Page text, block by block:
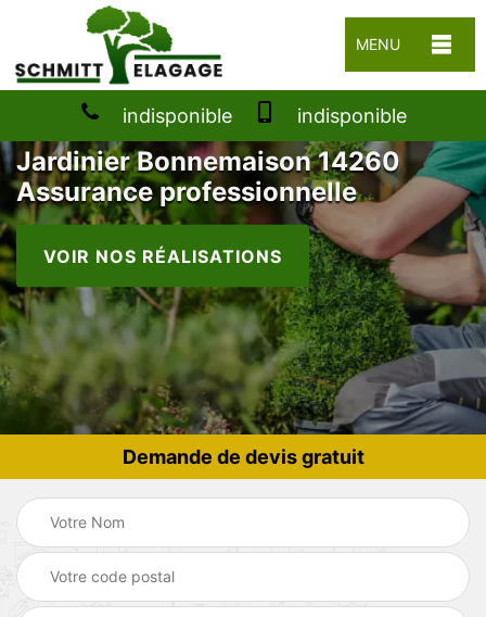
MENU
indisponible indisponible
Jardinier Bonnemaison 14260
Assurance professionnelle
VOIR NOS RÉALISATIONS
Demande de devis gratuit